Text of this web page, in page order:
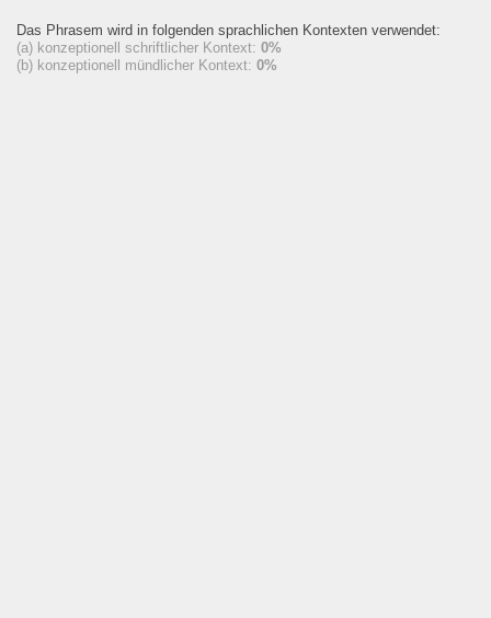
Das Phrasem wird in folgenden sprachlichen Kontexten verwendet:
(a) konzeptionell schriftlicher Kontext: 0%
(b) konzeptionell mündlicher Kontext: 0%